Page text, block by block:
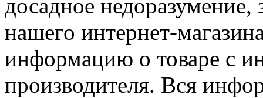
досадное недоразумение,
нашего интернет-
информацию о товаре с
производителя. Вся